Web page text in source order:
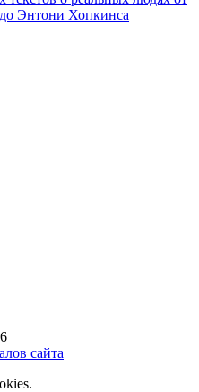
Энтони Хопкинса
сайта